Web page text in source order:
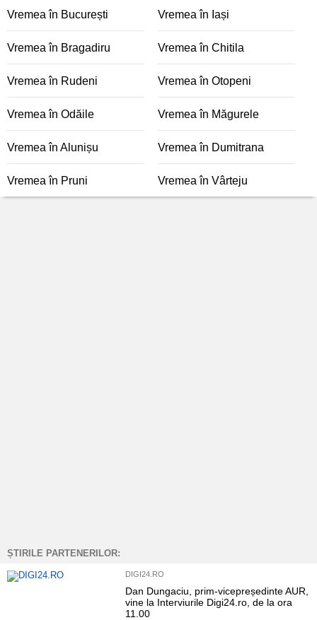
Vremea în București Vremea în Iași
Vremea în Bragadiru Vremea în Chitila
Vremea în Rudeni Vremea în Otopeni
Vremea în Odăile Vremea în Măgurele
Vremea în Alunișu Vremea în Dumitrana
Vremea în Pruni Vremea în Vârteju
ȘTIRILE PARTENERILOR:
DIGI24.RO
Dan Dungaciu, prim-vicepreședinte AUR,
vine la Interviurile Digi24.ro, de la ora
11.00